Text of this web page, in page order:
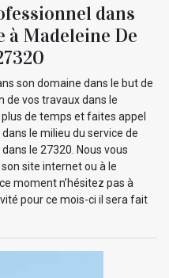
dans
Madeleine De
son domaine dans le but de
de vos travaux dans le
de temps et faites appel
le milieu du service de
le 27320. Nous vous
site internet ou à le
moment n’hésitez pas à
pour ce mois-ci il sera fait